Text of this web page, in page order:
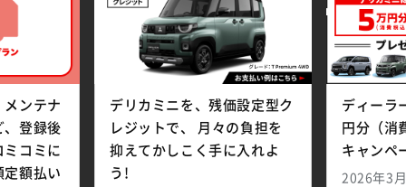
メンテナ
、登録後
ミコミに
定額払い
デリカミニを、残価設定型ク
レジットで、 月々の負担を
抑えてかしこく手に入れよ
う!
ディーラ
円分（消
キャンペ
2026年3